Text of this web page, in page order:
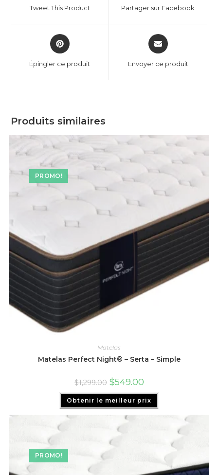
Tweet This Product Partager sur Facebook
Épingler ce produit Envoyer ce produit
Produits similaires
PROMO!
Matelas
Matelas Perfect Night® – Serta – Simple
$1,299.00 $549.00
Obtenir le meilleur prix
PROMO!